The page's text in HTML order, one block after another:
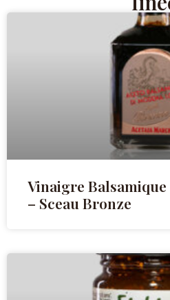
Vinaigre Balsamique
– Sceau Bronze